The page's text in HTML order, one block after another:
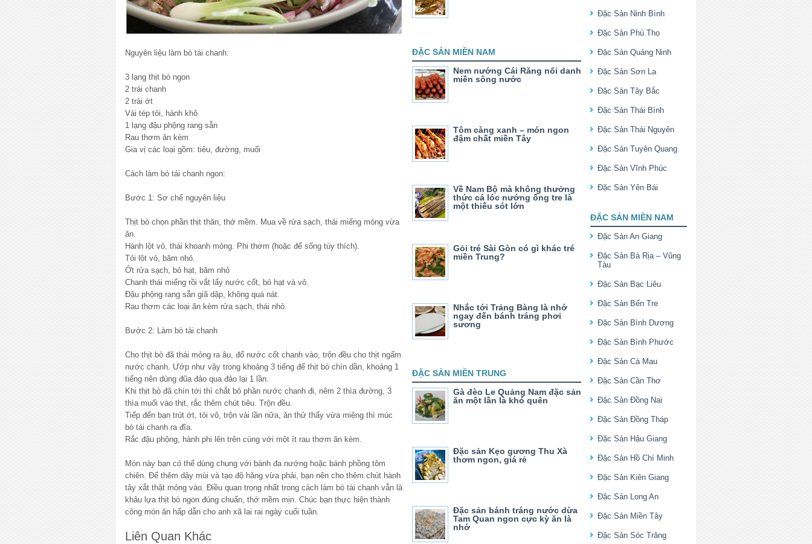
Nguyên liệu làm bò tái chanh:
3 lạng thịt bò ngon
2 trái chanh
2 trái ớt
Vài tép tỏi, hành khô
1 lạng đậu phộng rang sẵn
Rau thơm ăn kèm
Gia vị các loại gồm: tiêu, đường, muối
Cách làm bò tái chanh ngon:
Bước 1: Sơ chế nguyên liệu
Thịt bò chọn phần thịt thăn, thớ mềm. Mua về rửa sạch, thái miếng mỏng vừa
ăn.
Hành lột vỏ, thái khoanh mỏng. Phi thơm (hoặc để sống tùy thích).
Tỏi lột vỏ, băm nhỏ.
Ớt rửa sạch, bỏ hạt, băm nhỏ
Chanh thái miếng rồi vắt lấy nước cốt, bỏ hạt và vỏ.
Đậu phộng rang sẵn giã dập, không quá nát.
Rau thơm các loại ăn kèm rửa sạch, thái nhỏ.
Bước 2: Làm bò tái chanh
Cho thịt bò đã thái mỏng ra âu, đổ nước cốt chanh vào, trộn đều cho thịt ngấm
nước chanh. Ướp như vậy trong khoảng 3 tiếng để thịt bò chín dần, khoảng 1
tiếng nên dùng đũa đảo qua đảo lại 1 lần.
Khi thịt bò đã chín tới thì chắt bỏ phần nước chanh đi, nêm 2 thìa đường, 3
thìa muối vào thịt, rắc thêm chút tiêu. Trộn đều.
Tiếp đến bạn trút ớt, tỏi vô, trộn vài lần nữa, ăn thử thấy vừa miệng thì múc
bò tái chanh ra đĩa.
Rắc đậu phộng, hành phi lên trên cùng với một ít rau thơm ăn kèm.
Món này bạn có thể dùng chung với bánh đa nướng hoặc bánh phồng tôm
chiên. Để thêm dậy mùi và tạo độ hăng vừa phải, bạn nên cho thêm chút hành
tây xắt thật mỏng vào. Điều quan trọng nhất trong cách làm bò tái chanh vẫn là
khâu lựa thịt bò ngon đúng chuẩn, thớ mềm mịn. Chúc bạn thực hiện thành
công món ăn hấp dẫn cho anh xã lai rai ngày cuối tuần.
Liên Quan Khác
ĐẶC SẢN MIỀN NAM
Nem nướng Cái Răng nổi danh
miền sông nước
Tôm càng xanh – món ngon
đậm chất miền Tây
Về Nam Bộ mà không thưởng
thức cá lóc nướng ống tre là
một thiếu sót lớn
Gỏi tré Sài Gòn có gì khác tré
miền Trung?
Nhắc tới Trảng Bàng là nhớ
ngay đến bánh tráng phơi
sương
ĐẶC SẢN MIỀN TRUNG
Gà đèo Le Quảng Nam đặc sản
ăn một lần là khó quên
Đặc sản Kẹo gương Thu Xà
thơm ngon, giá rẻ
Đặc sản bánh tráng nước dừa
Tam Quan ngon cực kỳ ăn là
nhớ
Đặc Sản Ninh Bình
Đặc Sản Phú Thọ
Đặc Sản Quảng Ninh
Đặc Sản Sơn La
Đặc Sản Tây Bắc
Đặc Sản Thái Bình
Đặc Sản Thái Nguyên
Đặc Sản Tuyên Quang
Đặc Sản Vĩnh Phúc
Đặc Sản Yên Bái
ĐẶC SẢN MIỀN NAM
Đặc Sản An Giang
Đặc Sản Bà Rịa – Vũng
Tàu
Đặc Sản Bạc Liêu
Đặc Sản Bến Tre
Đặc Sản Bình Dương
Đặc Sản Bình Phước
Đặc Sản Cà Mau
Đặc Sản Cần Thơ
Đặc Sản Đồng Nai
Đặc Sản Đồng Tháp
Đặc Sản Hậu Giang
Đặc Sản Hồ Chí Minh
Đặc Sản Kiên Giang
Đặc Sản Long An
Đặc Sản Miền Tây
Đặc Sản Sóc Trăng